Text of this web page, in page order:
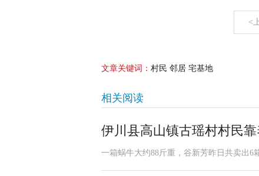
<
文章关键词： 村民 邻居 宅基地
相关阅读
伊川县高山镇古瑶村村民
一箱蜗牛大约88斤重，谷新芳昨日共卖出6